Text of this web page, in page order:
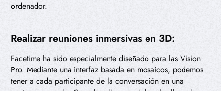
ordenador.
Realizar reuniones inmersivas en 3D:
Facetime ha sido especialmente diseñado para las Vision
Pro. Mediante una interfaz basada en mosaicos, podemos
tener a cada participante de la conversación en una